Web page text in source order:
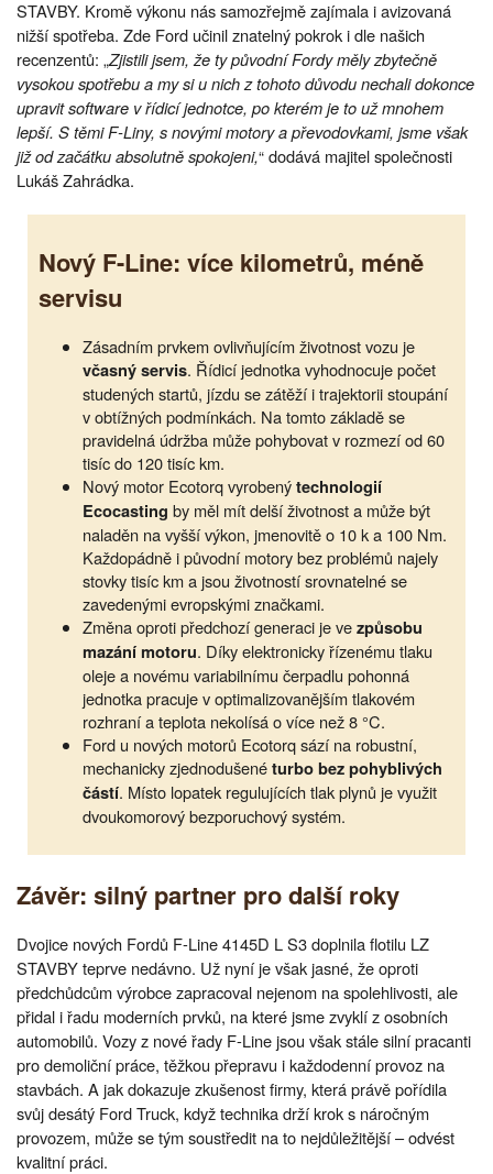
STAVBY. Kromě výkonu nás samozřejmě zajímala i avizovaná
nižší spotřeba. Zde Ford učinil znatelný pokrok i dle našich
recenzentů: „Zjistili jsem, že ty původní Fordy měly zbytečně
vysokou spotřebu a my si u nich z tohoto důvodu nechali dokonce
upravit software v řídicí jednotce, po kterém je to už mnohem
lepší. S těmi F-Liny, s novými motory a převodovkami, jsme však
již od začátku absolutně spokojeni,“ dodává majitel společnosti
Lukáš Zahrádka.
Nový F-Line: více kilometrů, méně
servisu
Zásadním prvkem ovlivňujícím životnost vozu je
včasný servis. Řídicí jednotka vyhodnocuje počet
studených startů, jízdu se zátěží i trajektorii stoupání
v obtížných podmínkách. Na tomto základě se
pravidelná údržba může pohybovat v rozmezí od 60
tisíc do 120 tisíc km.
Nový motor Ecotorq vyrobenýtechnologií
Ecocasting by měl mít delší životnost a může být
naladěn na vyšší výkon, jmenovitě o 10 k a 100 Nm.
Každopádně i původní motory bez problémů najely
stovky tisíc km a jsou životností srovnatelné se
zavedenými evropskými značkami.
Změna oproti předchozí generaci je vezpůsobu
mazání motoru. Díky elektronicky řízenému tlaku
oleje a novému variabilnímu čerpadlu pohonná
jednotka pracuje v optimalizovanějším tlakovém
rozhraní a teplota nekolísá o více než 8 °C.
Ford u nových motorů Ecotorq sází na robustní,
mechanicky zjednodušenéturbo bez pohyblivých
částí. Místo lopatek regulujících tlak plynů je využit
dvoukomorový bezporuchový systém.
Závěr: silný partner pro další roky
Dvojice nových Fordů F-Line 4145D L S3 doplnila flotilu LZ
STAVBY teprve nedávno. Už nyní je však jasné, že oproti
předchůdcům výrobce zapracoval nejenom na spolehlivosti, ale
přidal i řadu moderních prvků, na které jsme zvyklí z osobních
automobilů. Vozy z nové řady F-Line jsou však stále silní pracanti
pro demoliční práce, těžkou přepravu i každodenní provoz na
stavbách. A jak dokazuje zkušenost firmy, která právě pořídila
svůj desátý Ford Truck, když technika drží krok s náročným
provozem, může se tým soustředit na to nejdůležitější – odvést
kvalitní práci.